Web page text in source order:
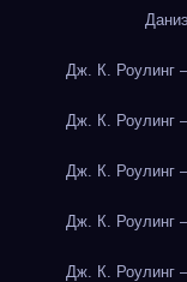
Дж. К. Роулинг
Дж. К. Роулинг
Дж. К. Роулинг
Дж. К. Роулинг
Дж. К. Роулинг